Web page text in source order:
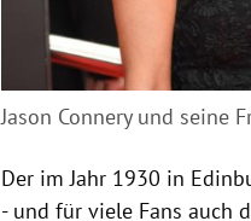
Jason Connery und seine
Der im Jahr 1930 in
- und für viele Fans auch